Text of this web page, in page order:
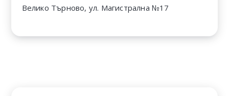
Велико Търново, ул. Магистрална №17